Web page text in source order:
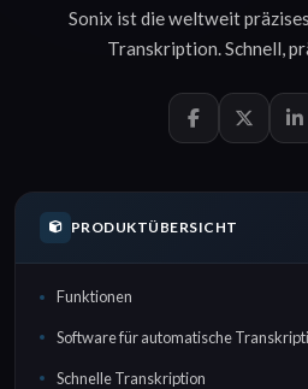
Sonix ist die weltweit
Transkription.Schnell,
PRODUKTÜBERSICHT
Funktionen
Software für automatische
Schnelle Transkription